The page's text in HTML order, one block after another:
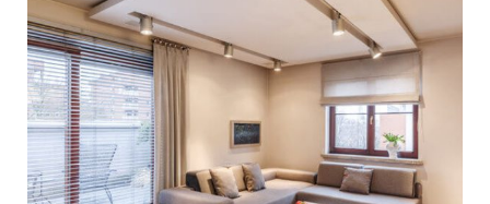
3 כללים לעיצוב סלון נכון
ב-2022
הסלון הוא באופן טבעי החלל המשפיע ביותר על מראה
הבית. עיצוב חכם של האזור שבו בני הבית מתרווחים